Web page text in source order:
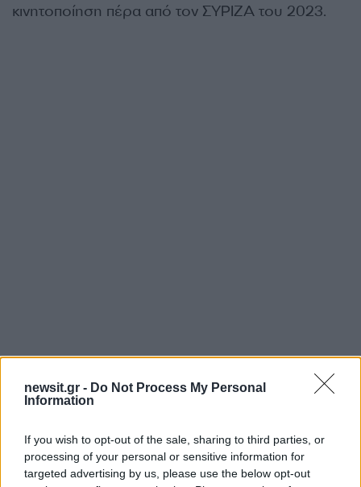
newsit.gr - Do Not Process My Personal
Information
If you wish to opt-out of the sale, sharing to third parties, or
processing of your personal or sensitive information for
targeted advertising by us, please use the below opt-out
κινητοποίηση πέρα από τον ΣΥΡΙΖΑ του 2023.
Το ρήγμα στη Νέα Αριστερά και η
Η τοποθέτηση Σακελλαρίδη έρχεται στον